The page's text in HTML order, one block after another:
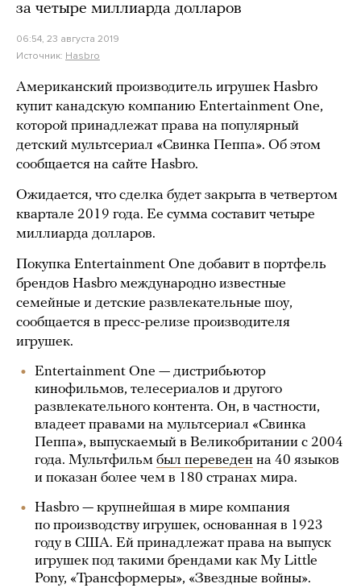
за четыре миллиарда долларов
06:54, 23 августа 2019
Источник: Hasbro
Американский производитель игрушек Hasbro
купит канадскую компанию Entertainment One,
которой принадлежат права на популярный
детский мультсериал «Свинка Пеппа». Об этом
сообщается на сайте Hasbro.
Ожидается, что сделка будет закрыта в четвертом
квартале 2019 года. Ее сумма составит четыре
миллиарда долларов.
Покупка Entertainment One добавит в портфель
брендов Hasbro международно известные
семейные и детские развлекательные шоу,
сообщается в пресс-релизе производителя
игрушек.
Entertainment One — дистрибьютор
кинофильмов, телесериалов и другого
развлекательного контента. Он, в частности,
владеет правами на мультсериал «Свинка
Пеппа», выпускаемый в Великобритании с 2004
года. Мультфильм был переведен на 40 языков
и показан более чем в 180 странах мира.
Hasbro — крупнейшая в мире компания
по производству игрушек, основанная в 1923
году в США. Ей принадлежат права на выпуск
игрушек под такими брендами как My Little
Pony, «Трансформеры», «Звездные войны».